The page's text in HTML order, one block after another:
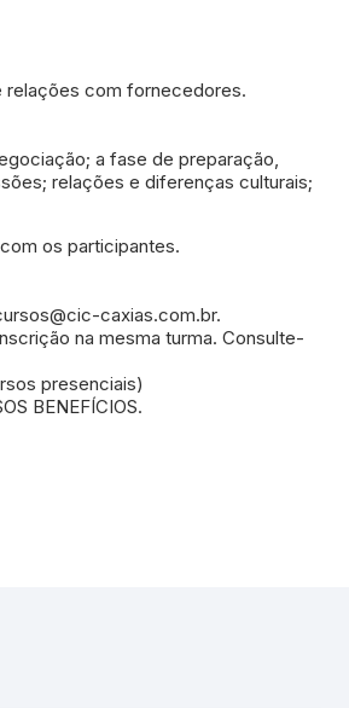
relações com fornecedores.
a fase de preparação,
relações e diferenças culturais;
os participantes.
caxias.com.br.
na mesma turma. Consulte-
presenciais)
BENEFÍCIOS.